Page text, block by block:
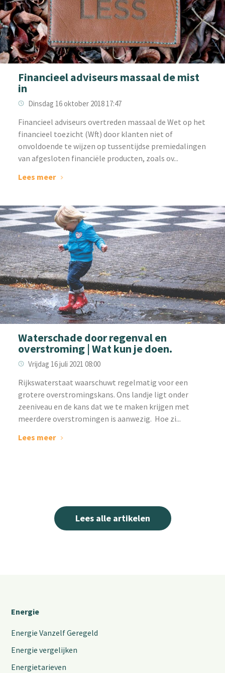
Financieel adviseurs massaal de mist
in
Dinsdag 16 oktober 2018 17:47
Financieel adviseurs overtreden massaal de Wet op het
financieel toezicht (Wft) door klanten niet of
onvoldoende te wijzen op tussentijdse premiedalingen
van afgesloten financiële producten, zoals ov...
Lees meer
Waterschade door regenval en
overstroming | Wat kun je doen.
Vrijdag 16 juli 2021 08:00
Rijkswaterstaat waarschuwt regelmatig voor een
grotere overstromingskans. Ons landje ligt onder
zeeniveau en de kans dat we te maken krijgen met
meerdere overstromingen is aanwezig. Hoe zi...
Lees meer
Lees alle artikelen
Energie
Energie Vanzelf Geregeld
Energie vergelijken
Energietarieven